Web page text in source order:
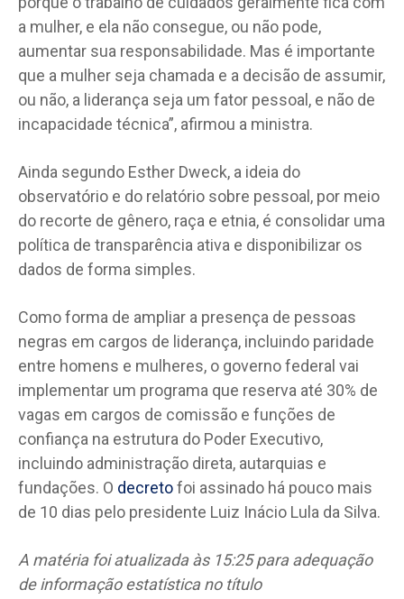
a mulher, e ela não consegue, ou não pode,
aumentar sua responsabilidade. Mas é importante
que a mulher seja chamada e a decisão de assumir,
ou não, a liderança seja um fator pessoal, e não de
incapacidade técnica”, afirmou a ministra.
Ainda segundo Esther Dweck, a ideia do
observatório e do relatório sobre pessoal, por meio
do recorte de gênero, raça e etnia, é consolidar uma
política de transparência ativa e disponibilizar os
dados de forma simples.
Como forma de ampliar a presença de pessoas
negras em cargos de liderança, incluindo paridade
entre homens e mulheres, o governo federal vai
implementar um programa que reserva até 30% de
vagas em cargos de comissão e funções de
confiança na estrutura do Poder Executivo,
incluindo administração direta, autarquias e
fundações. O decretofoi assinado há pouco mais
de 10 dias pelo presidente Luiz Inácio Lula da Silva.
A matéria foi atualizada às 15:25 para adequação
de informação estatística no título